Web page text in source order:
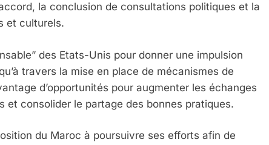
la conclusion de consultations politiques et la
et culturels.
des Etats-Unis pour donner une impulsion
travers la mise en place de mécanismes de
d’opportunités pour augmenter les échanges
consolider le partage des bonnes pratiques.
du Maroc à poursuivre ses efforts afin de